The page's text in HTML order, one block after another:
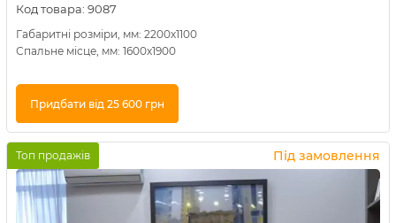
Код товара: 9087
Габаритні розміри, мм: 2200х1100
Спальне місце, мм: 1600х1900
Придбати від 25 600 грн
Купити в 1 клік
Під замовлення
Топ продажів